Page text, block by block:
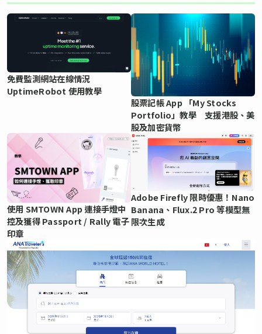
免費監測網站在線情況
UptimeRobot 使用教學
股票記帳 App 「My Stocks
Portfolio」教學 支援港股、美
股及加密貨幣
使用 SMTOWN App 連接手燈中
控及獲得 Passport / Rally 電子
印章
Adobe Firefly 限時優惠！Nano
Banana、Flux.2 Pro 等模型無
限次生成